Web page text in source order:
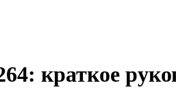
краткое